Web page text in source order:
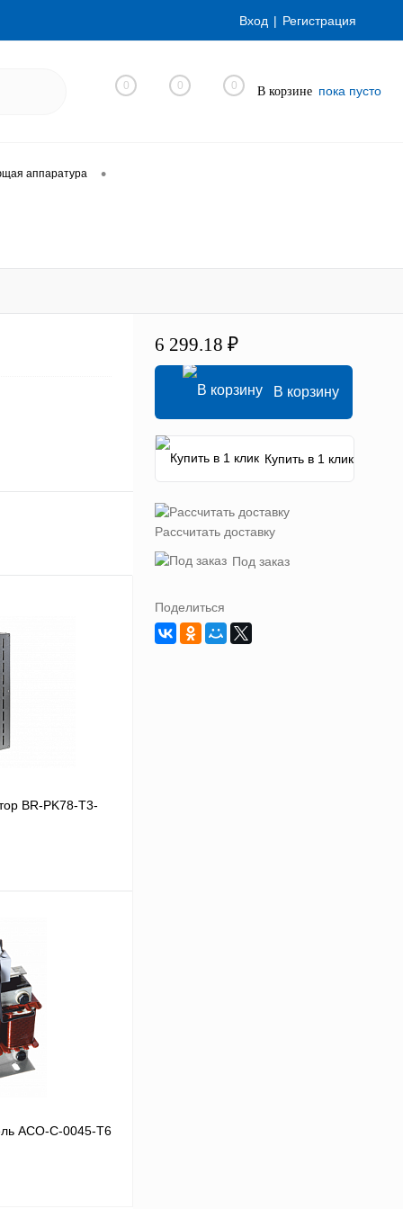
Вход Регистрация
0 0 0 В корзине пока пусто
аппаратура •
BR-PK78-T3-
заказ
ACO-C-0045-T6
6 299.18 ₽
В корзину
Купить в 1 клик
Рассчитать доставку
Под заказ
Поделиться